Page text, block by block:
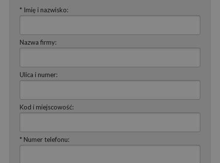
* Imię i nazwisko:
Nazwa firmy:
Ulica i numer:
Kod i miejscowość:
* Numer telefonu: